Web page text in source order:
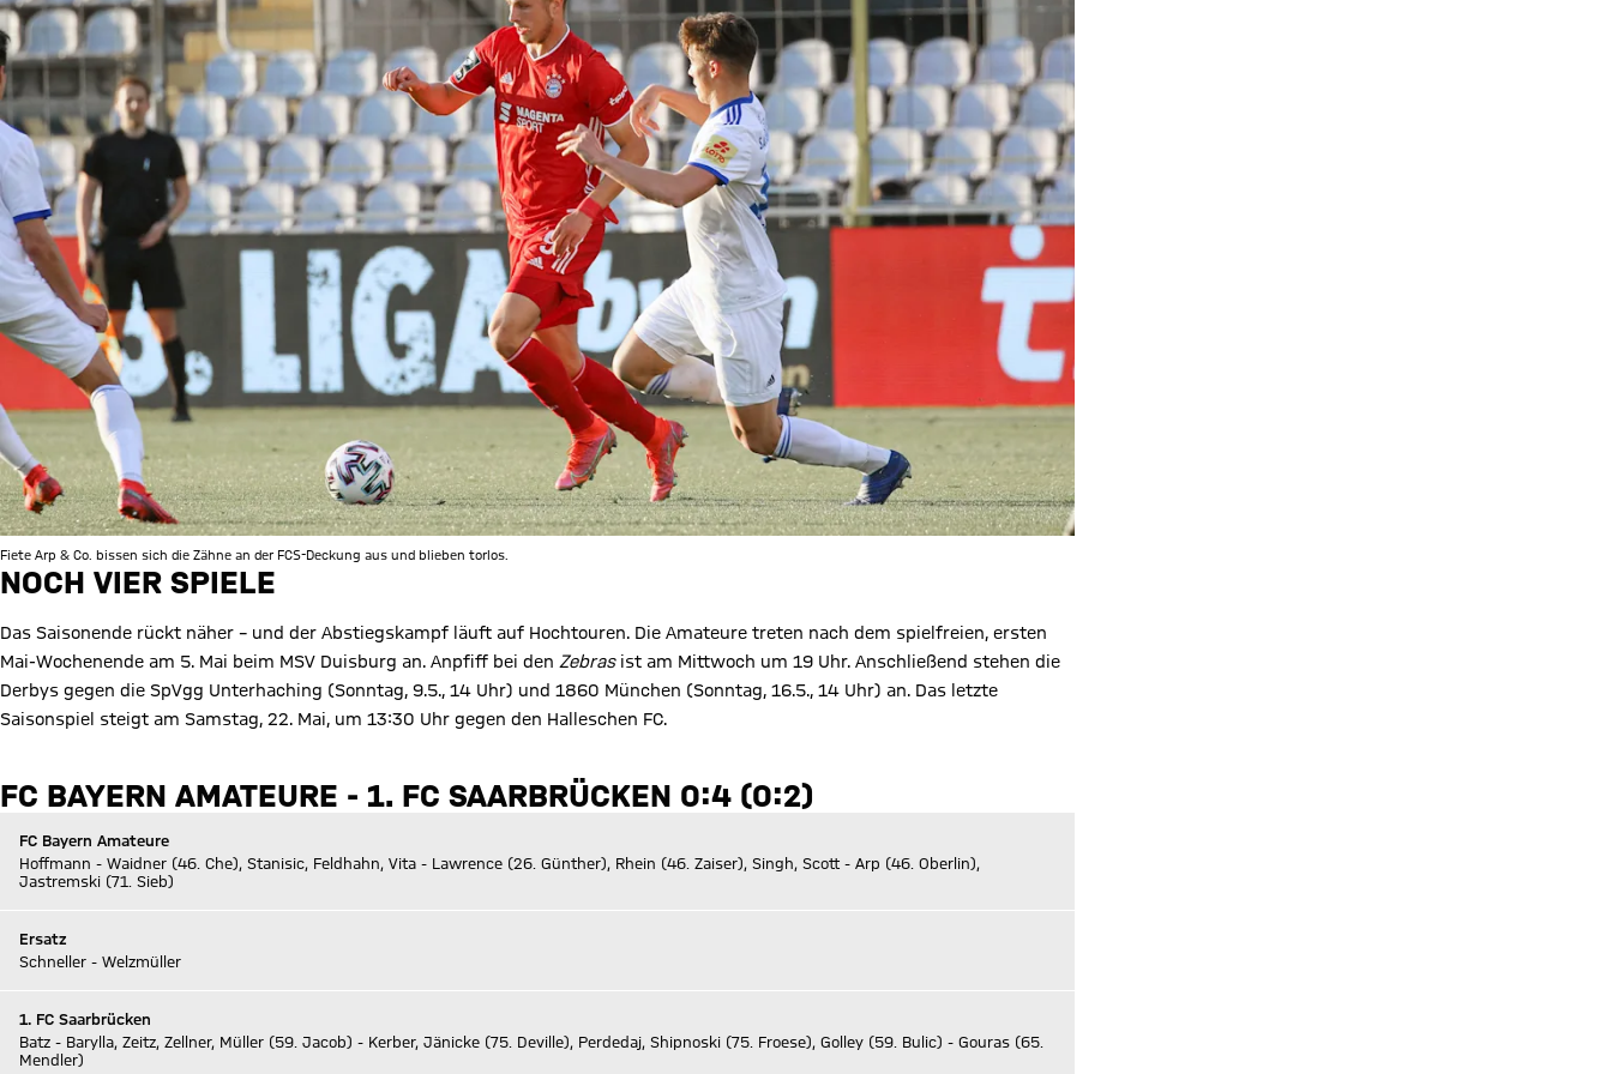
Fiete Arp & Co. bissen sich die Zähne an der FCS-Deckung aus und blieben torlos.
NOCH VIER SPIELE
Das Saisonende rückt näher – und der Abstiegskampf läuft auf Hochtouren. Die Amateure treten nach dem spielfreien, ersten
Mai-Wochenende am 5. Mai beim MSV Duisburg an. Anpfiff bei den Zebrasist am Mittwoch um 19 Uhr. Anschließend stehen die
Derbys gegen die SpVgg Unterhaching (Sonntag, 9.5., 14 Uhr) und 1860 München (Sonntag, 16.5., 14 Uhr) an. Das letzte
Saisonspiel steigt am Samstag, 22. Mai, um 13:30 Uhr gegen den Halleschen FC.
FC BAYERN AMATEURE - 1. FC SAARBRÜCKEN 0:4 (0:2)
FC Bayern Amateure
Hoffmann - Waidner (46. Che), Stanisic, Feldhahn, Vita - Lawrence (26. Günther), Rhein (46. Zaiser), Singh, Scott - Arp (46. Oberlin),
Jastremski (71. Sieb)
Ersatz
Schneller - Welzmüller
1. FC Saarbrücken
Batz - Barylla, Zeitz, Zellner, Müller (59. Jacob) - Kerber, Jänicke (75. Deville), Perdedaj, Shipnoski (75. Froese), Golley (59. Bulic) - Gouras (65.
Mendler)